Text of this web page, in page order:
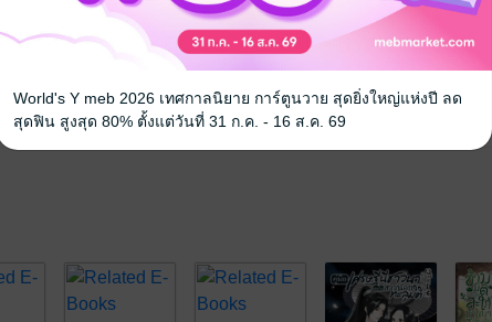
World's Y meb 2026 เทศกาลนิยาย การ์ตูนวาย สุดยิ่งใหญ่แห่งปี ลด
สุดฟิน สูงสุด 80% ตั้งแต่วันที่ 31 ก.ค. - 16 ส.ค. 69